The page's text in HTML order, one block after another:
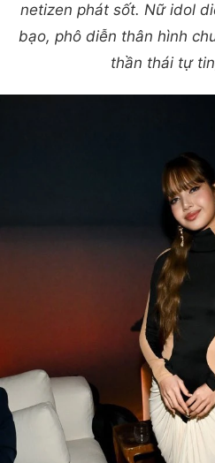
netizen phát sốt. Nữ idol
bạo, phô diễn thân hình
thần thái tự